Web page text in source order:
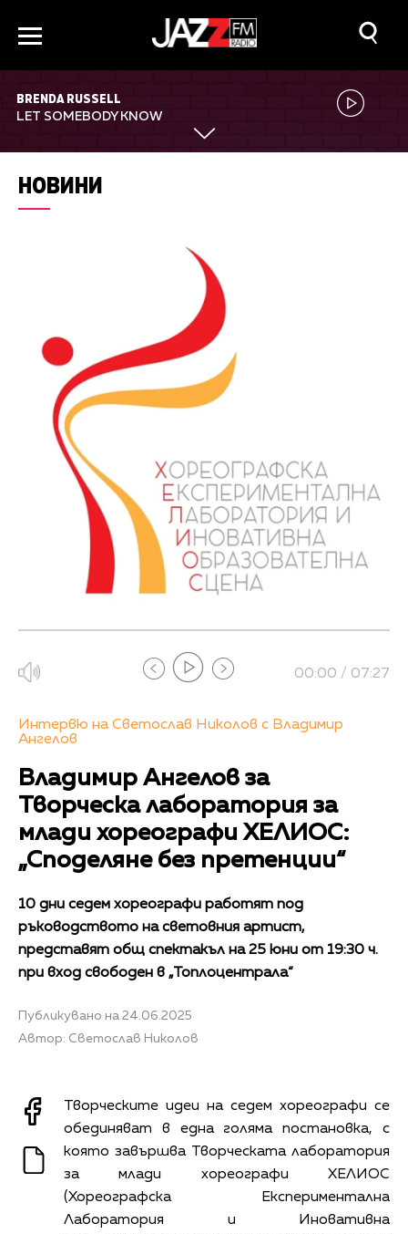
BRENDA RUSSELL
LET SOMEBODY KNOW
НОВИНИ
00:00 / 07:27
Интервю на Светослав Николов с Владимир
Ангелов
Владимир Ангелов за
Творческа лаборатория за
млади хореографи ХЕЛИОС:
„Споделяне без претенции“
10 дни седем хореографи работят под
ръководството на световния артист,
представят общ спектакъл на 25 юни от 19:30 ч.
при вход свободен в „Топлоцентрала“
Публикувано на 24.06.2025
Автор: Светослав Николов
Творческите идеи на седем хореографи се
обединяват в една голяма постановка, с
която завършва Творческата лаборатория
за млади хореографи ХЕЛИОС
(Хореографска Експериментална
Лаборатория и Иновативна